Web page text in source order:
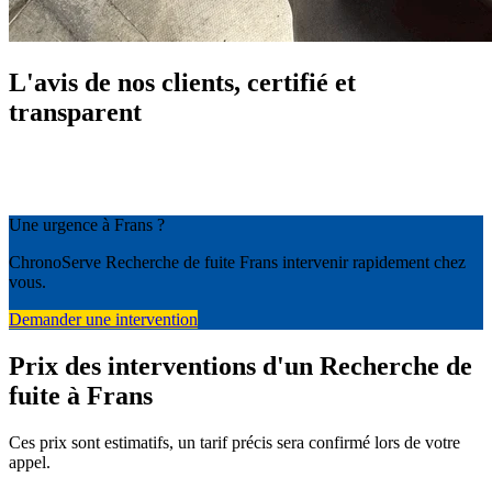
L'avis de nos clients, certifié et
transparent
Une urgence à Frans ?
ChronoServe Recherche de fuite Frans intervenir rapidement chez
vous.
Demander une intervention
Prix des interventions d'un Recherche de
fuite à Frans
Ces prix sont estimatifs, un tarif précis sera confirmé lors de votre
appel.